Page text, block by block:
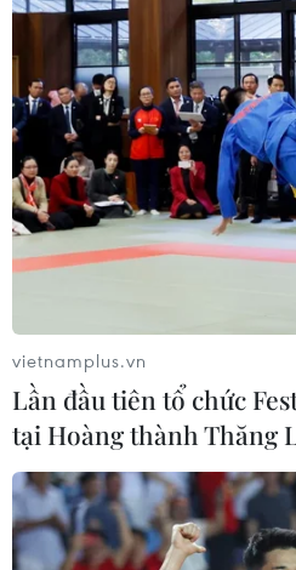
vietnamplus.vn
Lần đầu tiên tổ chức
tại Hoàng thành Thăng